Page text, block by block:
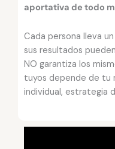
aportativa de todo
Cada persona lleva
sus resultados
NO garantiza los
tuyos depende de tu
individual, estrategia